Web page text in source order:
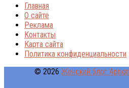
Главная
О сайте
Реклама
Контакты
Карта сайта
Политика конфиденциальности
© 2026 Женский блог